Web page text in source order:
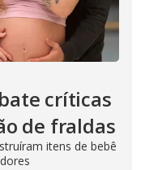
críticas
de fraldas
itens de bebê